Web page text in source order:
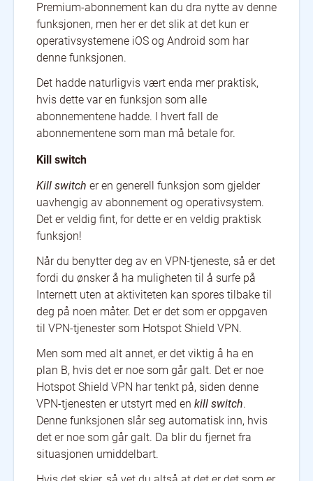
Premium-abonnement kan du dra nytte av denne
funksjonen, men her er det slik at det kun er
operativsystemene iOS og Android som har
denne funksjonen.
Det hadde naturligvis vært enda mer praktisk,
hvis dette var en funksjon som alle
abonnementene hadde. I hvert fall de
abonnementene som man må betale for.
Kill switch
Kill switch er en generell funksjon som gjelder
uavhengig av abonnement og operativsystem.
Det er veldig fint, for dette er en veldig praktisk
funksjon!
Når du benytter deg av en VPN-tjeneste, så er det
fordi du ønsker å ha muligheten til å surfe på
Internett uten at aktiviteten kan spores tilbake til
deg på noen måter. Det er det som er oppgaven
til VPN-tjenester som Hotspot Shield VPN.
Men som med alt annet, er det viktig å ha en
plan B, hvis det er noe som går galt. Det er noe
Hotspot Shield VPN har tenkt på, siden denne
VPN-tjenesten er utstyrt med en kill switch.
Denne funksjonen slår seg automatisk inn, hvis
det er noe som går galt. Da blir du fjernet fra
situasjonen umiddelbart.